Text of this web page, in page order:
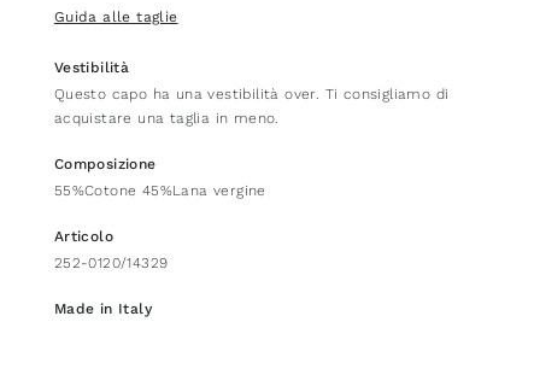
Guida alle taglie
Vestibilità
Questo capo ha una vestibilità over. Ti consigliamo di
acquistare una taglia in meno.
Composizione
55%Cotone 45%Lana vergine
Articolo
252-0120/14329
Made in Italy